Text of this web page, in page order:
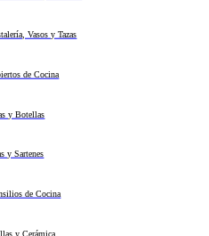
Vasos y Tazas
de Cocina
y Botellas
y Sartenes
de Cocina
y Cerámica